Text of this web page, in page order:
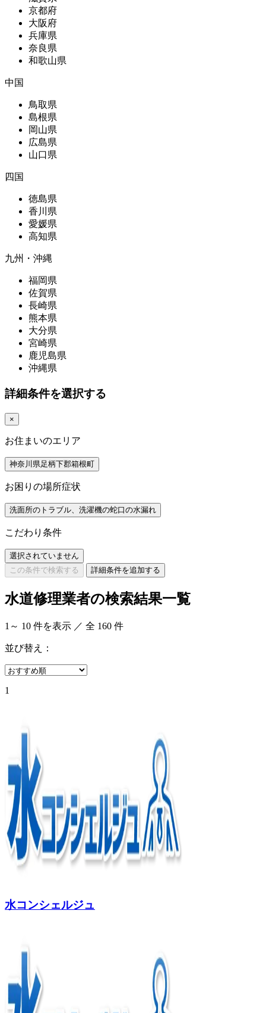
京都府
大阪府
兵庫県
奈良県
和歌山県
中国
鳥取県
島根県
岡山県
広島県
山口県
四国
徳島県
香川県
愛媛県
高知県
九州・沖縄
福岡県
佐賀県
長崎県
熊本県
大分県
宮崎県
鹿児島県
沖縄県
詳細条件を選択する
×
お住まいのエリア
神奈川県足柄下郡箱根町
お困りの場所症状
洗面所のトラブル、洗濯機の蛇口の水漏れ
こだわり条件
選択されていません
この条件で検索する
詳細条件を追加する
水道修理業者の検索結果一覧
1 ～ 10 件を表示 ／ 全 160 件
並び替え：
1
水コンシェルジュ